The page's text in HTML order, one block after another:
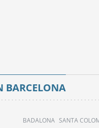
BARCELONA
BADALONA SANTA